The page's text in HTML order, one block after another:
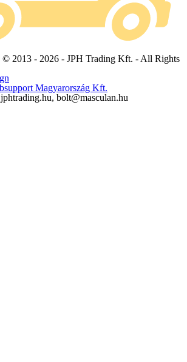
© 2013 - 2026 - JPH Trading Kft. - All Rights
Magyarország Kft.
bolt@masculan.hu